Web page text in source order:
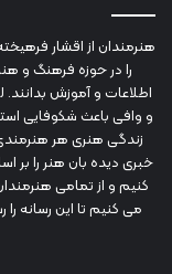
هنرمندان از اقشار
را در حوزه فرهنگ و
اطلاعات و آموزش
و وافی باعث شکوفایی
زندگی هنری هر
خبری دیده بان هنر را بر
کنیم و از تمامی
می کنیم تا این رسانه